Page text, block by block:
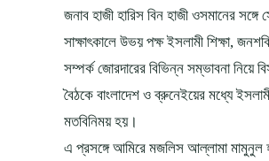
জনাব হাজী হারিস বিন হাজী ওসমানের
সাক্ষাৎকালে উভয় পক্ষ ইসলামী শিক্ষা,
সম্পর্ক জোরদারের বিভিন্ন সম্ভাবনা
বৈঠকে বাংলাদেশ ও ব্রুনেইয়ের মধ্যে
মতবিনিময় হয়।
এ প্রসঙ্গে আমিরে মজলিস আল্লামা